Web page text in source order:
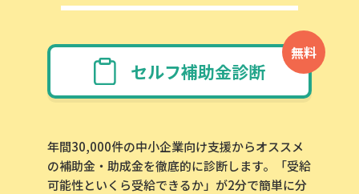
無料
セルフ補助金診断
年間30,000件の中小企業向け支援からオススメ
の補助金・助成金を徹底的に診断します。「受給
可能性といくら受給できるか」が2分で簡単に分